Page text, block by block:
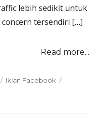
lebih sedikit untuk
tersendiri […]
Read more...
Categories
Iklan Facebook